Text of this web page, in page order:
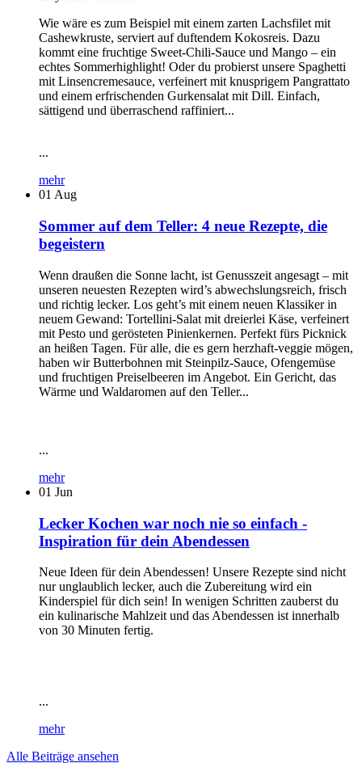
Wie wäre es zum Beispiel mit einem zarten Lachsfilet mit
Cashewkruste, serviert auf duftendem Kokosreis. Dazu
kommt eine fruchtige Sweet-Chili-Sauce und Mango – ein
echtes Sommerhighlight! Oder du probierst unsere Spaghetti
mit Linsencremesauce, verfeinert mit knusprigem Pangrattato
und einem erfrischenden Gurkensalat mit Dill. Einfach,
sättigend und überraschend raffiniert...
...
mehr
01 Aug
Sommer auf dem Teller: 4 neue Rezepte, die
begeistern
Wenn draußen die Sonne lacht, ist Genusszeit angesagt – mit
unseren neuesten Rezepten wird’s abwechslungsreich, frisch
und richtig lecker. Los geht’s mit einem neuen Klassiker in
neuem Gewand: Tortellini-Salat mit dreierlei Käse, verfeinert
mit Pesto und gerösteten Pinienkernen. Perfekt fürs Picknick
an heißen Tagen. Für alle, die es gern herzhaft-veggie mögen,
haben wir Butterbohnen mit Steinpilz-Sauce, Ofengemüse
und fruchtigen Preiselbeeren im Angebot. Ein Gericht, das
Wärme und Waldaromen auf den Teller...
...
mehr
01 Jun
Lecker Kochen war noch nie so einfach -
Inspiration für dein Abendessen
Neue Ideen für dein Abendessen! Unsere Rezepte sind nicht
nur unglaublich lecker, auch die Zubereitung wird ein
Kinderspiel für dich sein! In wenigen Schritten zauberst du
ein kulinarische Mahlzeit und das Abendessen ist innerhalb
von 30 Minuten fertig.
...
mehr
Alle Beiträge ansehen